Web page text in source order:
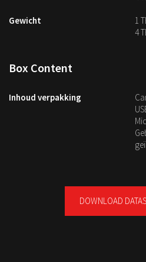
Gewicht
1
4
Box Content
Inhoud verpakking
DOWNLOAD